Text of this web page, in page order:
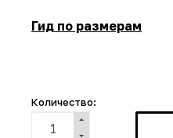
Гид по размерам
Количество: